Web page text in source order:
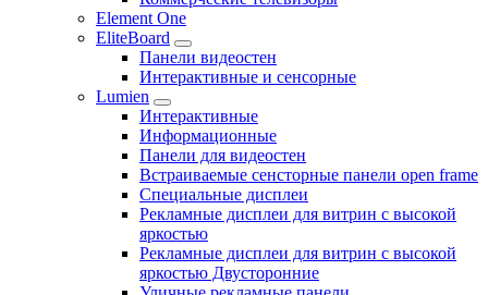
Element One
EliteBoard
Панели видеостен
Интерактивные и сенсорные
Lumien
Интерактивные
Информационные
Панели для видеостен
Встраиваемые сенсторные панели open frame
Специальные дисплеи
Рекламные дисплеи для витрин с высокой
яркостью
Рекламные дисплеи для витрин с высокой
яркостью Двусторонние